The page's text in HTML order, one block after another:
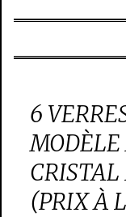
6
MODÈLE
(PRIX À